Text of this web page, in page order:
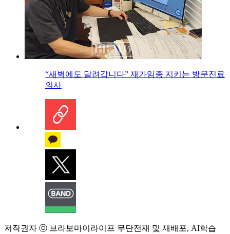
“새벽에도 달려갑니다” 재가임종 지키는 방문진료
의사
저작권자 ⓒ 브라보마이라이프 무단전재 및 재배포, AI학습